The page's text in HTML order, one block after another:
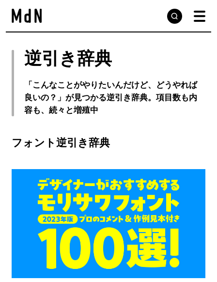
逆引き辞典
「こんなことがやりたいんだけど、どうやれば
良いの？」が見つかる逆引き辞典。項目数も内
容も、続々と増殖中
フォント逆引き辞典